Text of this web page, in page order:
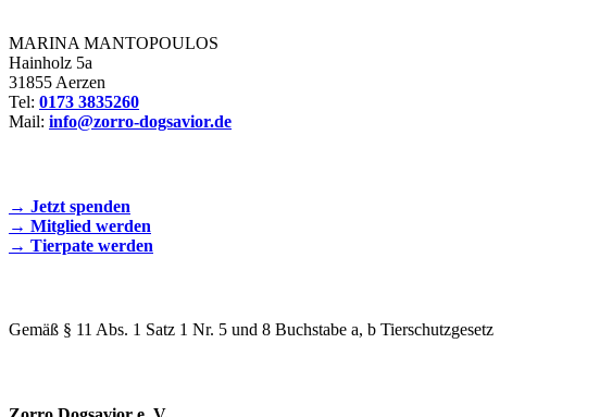
MARINA MANTOPOULOS
Hainholz 5a
31855 Aerzen
Tel: 0173 3835260
Mail: info@zorro-dogsavior.de
→ Jetzt spenden
→ Mitglied werden
→ Tierpate werden
Gemäß § 11 Abs. 1 Satz 1 Nr. 5 und 8 Buchstabe a, b Tierschutzgesetz